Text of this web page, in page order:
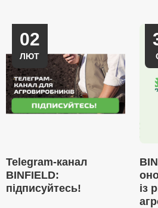
02
ЛЮТ
Telegram-канал
BINFIELD:
підписуйтесь!
із